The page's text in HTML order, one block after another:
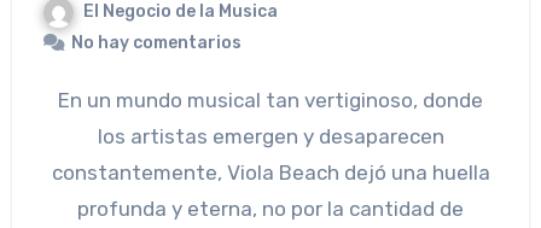
El Negocio de la Musica
No hay comentarios
En un mundo musical tan vertiginoso, donde
los artistas emergen y desaparecen
constantemente, Viola Beach dejó una huella
profunda y eterna, no por la cantidad de